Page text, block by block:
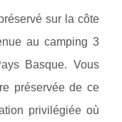
sur la côte
au camping 3
Basque. Vous
préservée de ce
privilégiée où